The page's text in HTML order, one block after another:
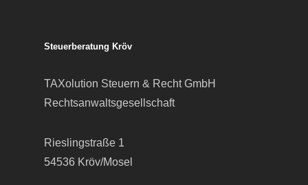
Steuerberatung Kröv
TAXolution Steuern & Recht GmbH
Rechtsanwaltsgesellschaft
Rieslingstraße 1
54536 Kröv/Mosel